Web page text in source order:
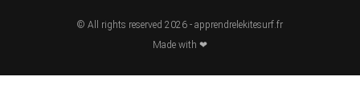
© All rights reserved 2026 - apprendrelekitesurf.fr
Made with ❤